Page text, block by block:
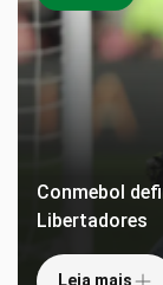
Conmebol
Libertadores
Leia mais